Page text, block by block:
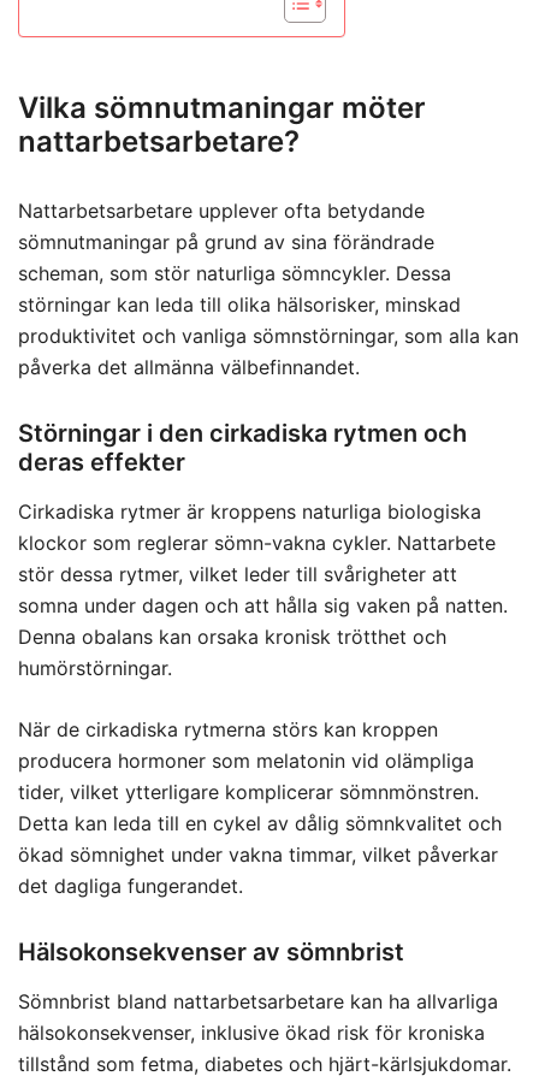
Vilka sömnutmaningar möter
nattarbetsarbetare?
Nattarbetsarbetare upplever ofta betydande
sömnutmaningar på grund av sina förändrade
scheman, som stör naturliga sömncykler. Dessa
störningar kan leda till olika hälsorisker, minskad
produktivitet och vanliga sömnstörningar, som alla kan
påverka det allmänna välbefinnandet.
Störningar i den cirkadiska rytmen och
deras effekter
Cirkadiska rytmer är kroppens naturliga biologiska
klockor som reglerar sömn-vakna cykler. Nattarbete
stör dessa rytmer, vilket leder till svårigheter att
somna under dagen och att hålla sig vaken på natten.
Denna obalans kan orsaka kronisk trötthet och
humörstörningar.
När de cirkadiska rytmerna störs kan kroppen
producera hormoner som melatonin vid olämpliga
tider, vilket ytterligare komplicerar sömnmönstren.
Detta kan leda till en cykel av dålig sömnkvalitet och
ökad sömnighet under vakna timmar, vilket påverkar
det dagliga fungerandet.
Hälsokonsekvenser av sömnbrist
Sömnbrist bland nattarbetsarbetare kan ha allvarliga
hälsokonsekvenser, inklusive ökad risk för kroniska
tillstånd som fetma, diabetes och hjärt-kärlsjukdomar.